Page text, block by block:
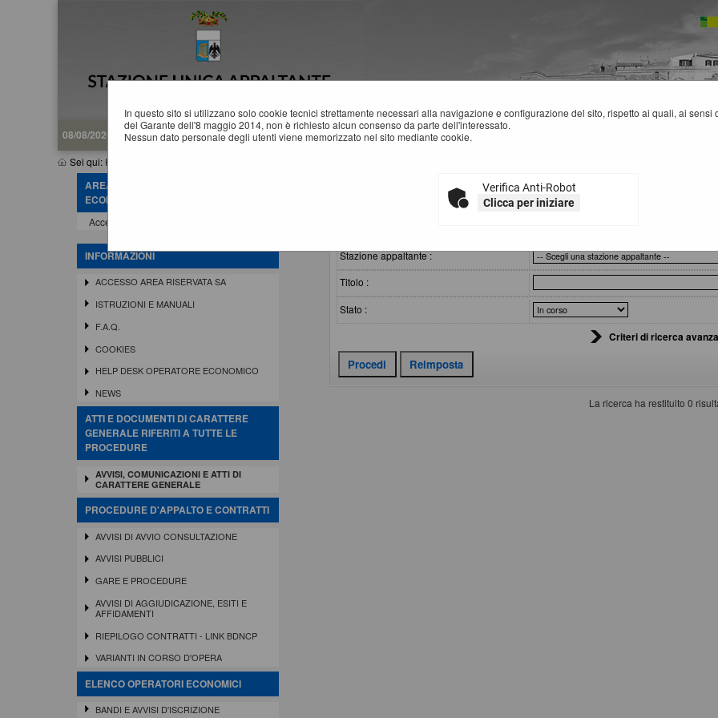
08/08/2026 13:19
Sei qui: Home
In questo sito si utilizzano solo cookie tecnici strettamente necessari alla navigazione e configurazione del sito, rispetto ai quali, ai
del Garante dell'8 maggio 2014, non è richiesto alcun consenso da parte dell'interessato.
Nessun dato personale degli utenti viene memorizzato nel sito mediante cookie.
Verifica Anti-Robot
Clicca per iniziare
AREA RISERVATA OPERATORE
ECONOMICO
Accedi - Registrati
INFORMAZIONI
ACCESSO AREA RISERVATA SA
ISTRUZIONI E MANUALI
F.A.Q.
COOKIES
HELP DESK OPERATORE ECONOMICO
NEWS
ATTI E DOCUMENTI DI CARATTERE
GENERALE RIFERITI A TUTTE LE
PROCEDURE
AVVISI, COMUNICAZIONI E ATTI DI
CARATTERE GENERALE
PROCEDURE D'APPALTO E CONTRATTI
AVVISI DI AVVIO CONSULTAZIONE
AVVISI PUBBLICI
GARE E PROCEDURE
AVVISI DI AGGIUDICAZIONE, ESITI E
AFFIDAMENTI
RIEPILOGO CONTRATTI - LINK BDNCP
VARIANTI IN CORSO D'OPERA
ELENCO OPERATORI ECONOMICI
BANDI E AVVISI D'ISCRIZIONE
AVVISI, COMUNICAZIONI E ATTI DI CARATTERE GENERALE
Stazione appaltante :
Titolo :
Stato :
Criteri di ricerca
La ricerca ha restituito 0